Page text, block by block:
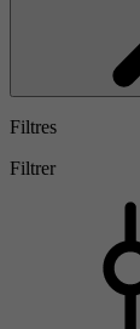
Filtres
Filtrer